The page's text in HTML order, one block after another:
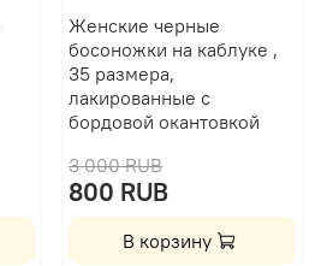
Женские черные
босоножки на каблуке ,
35 размера,
лакированные с
бордовой окантовкой
3 000 RUB
800 RUB
В корзину